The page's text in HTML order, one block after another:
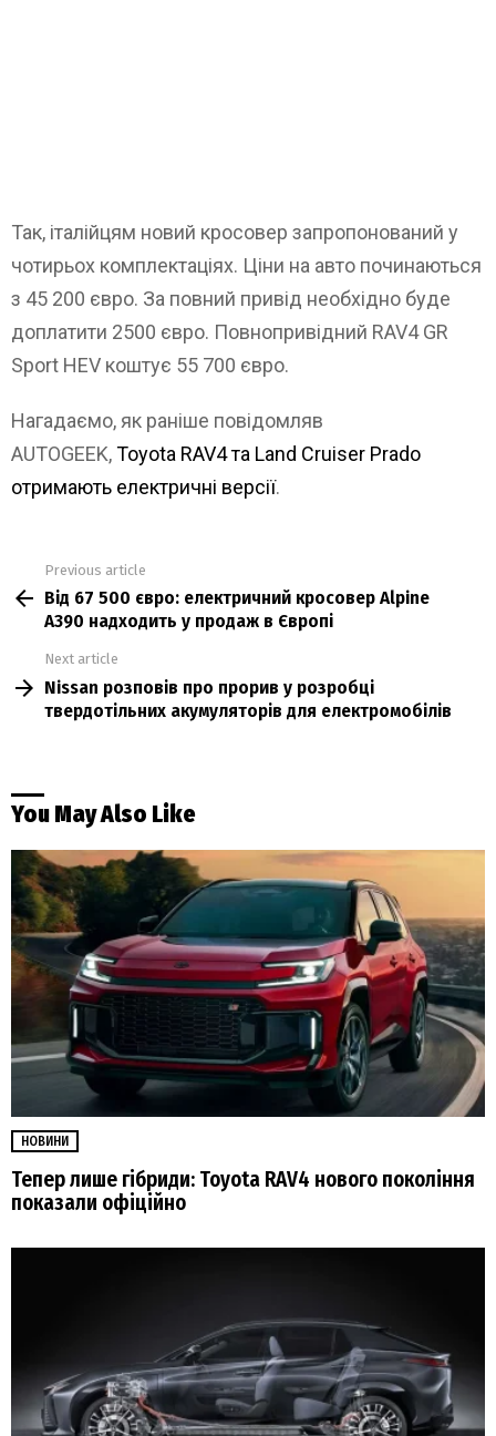
Так, італійцям новий кросовер запропонований у
чотирьох комплектаціях. Ціни на авто починаються
з 45 200 євро. За повний привід необхідно буде
доплатити 2500 євро. Повнопривідний RAV4 GR
Sport HEV коштує 55 700 євро.
Нагадаємо, як раніше повідомляв
AUTOGEEK,Toyota RAV4 та Land Cruiser Prado
отримають електричні версії.
more
Previous article
Від 67 500 євро: електричний кросовер Alpine
A390 надходить у продаж в Європі
Next article
Nissan розповів про прорив у розробці
твердотільних акумуляторів для електромобілів
You May Also Like
НОВИНИ
Тепер лише гібриди: Toyota RAV4 нового покоління
показали офіційно